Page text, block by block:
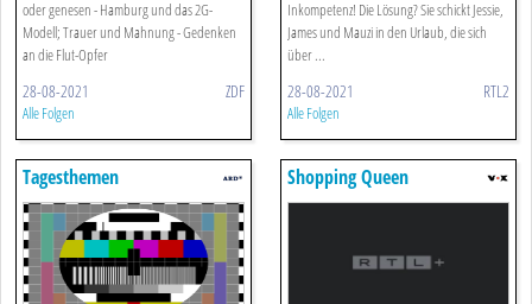
oder genesen - Hamburg und das 2G-
Modell; Trauer und Mahnung - Gedenken
an die Flut-Opfer
28-08-2021 ZDF
Alle Folgen
Inkompetenz! Die Lösung? Sie schickt Jessie,
James und Mauzi in den Urlaub, die sich
über ...
28-08-2021 RTL2
Alle Folgen
Tagesthemen Shopping Queen